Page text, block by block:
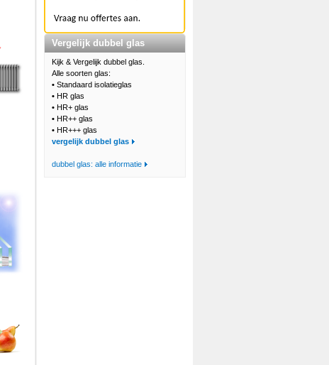
Vergelijk dubbel glas
Kijk & Vergelijk dubbel glas.
Alle soorten glas:
• Standaard isolatieglas
• HR glas
• HR+ glas
• HR++ glas
• HR+++ glas
vergelijk dubbel glas
dubbel glas: alle informatie